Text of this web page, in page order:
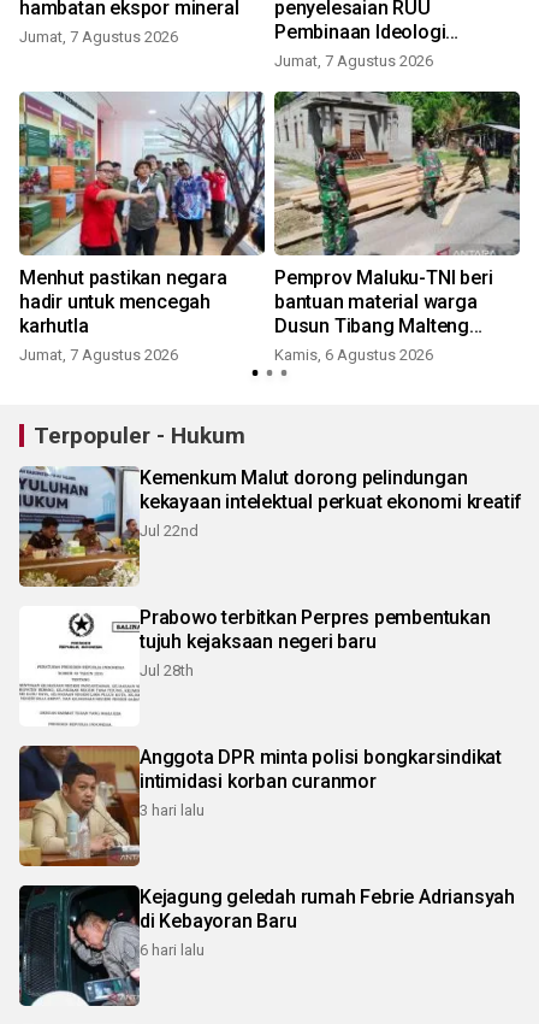
hambatan ekspor mineral
Jumat, 7 Agustus 2026
penyelesaian RUU
Pembinaan Ideologi
Pancasila
Jumat, 7 Agustus 2026
Menhut pastikan negara
hadir untuk mencegah
karhutla
Jumat, 7 Agustus 2026
Pemprov Maluku-TNI beri
bantuan material warga
Dusun Tibang Malteng
percepat rehabilitasi
pemukiman
Kamis, 6 Agustus 2026
Terpopuler - Hukum
Kemenkum Malut dorong pelindungan
kekayaan intelektual perkuat ekonomi kreatif
Jul 22nd
Prabowo terbitkan Perpres pembentukan
tujuh kejaksaan negeri baru
Jul 28th
Anggota DPR minta polisi bongkarsindikat
intimidasi korban curanmor
3 hari lalu
Kejagung geledah rumah Febrie Adriansyah
di Kebayoran Baru
6 hari lalu